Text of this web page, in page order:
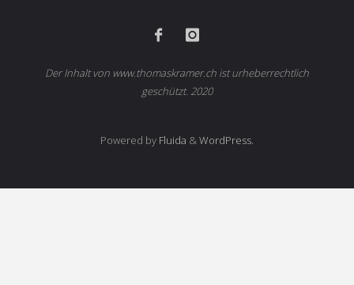
Der Inhalt von www.thomaskramer.ch ist urheberrechtlich
geschützt. 2020
Powered by Fluida &WordPress.